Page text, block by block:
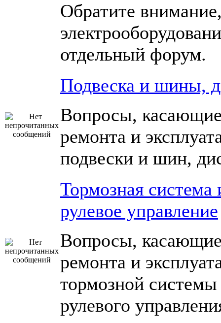
Обратите
отдельный форум.
Подвеска и шины,
Вопросы,
ремонта и
подвески и шин,
Тормозная система
рулевое управление
Вопросы,
ремонта и
тормозной
рулевого